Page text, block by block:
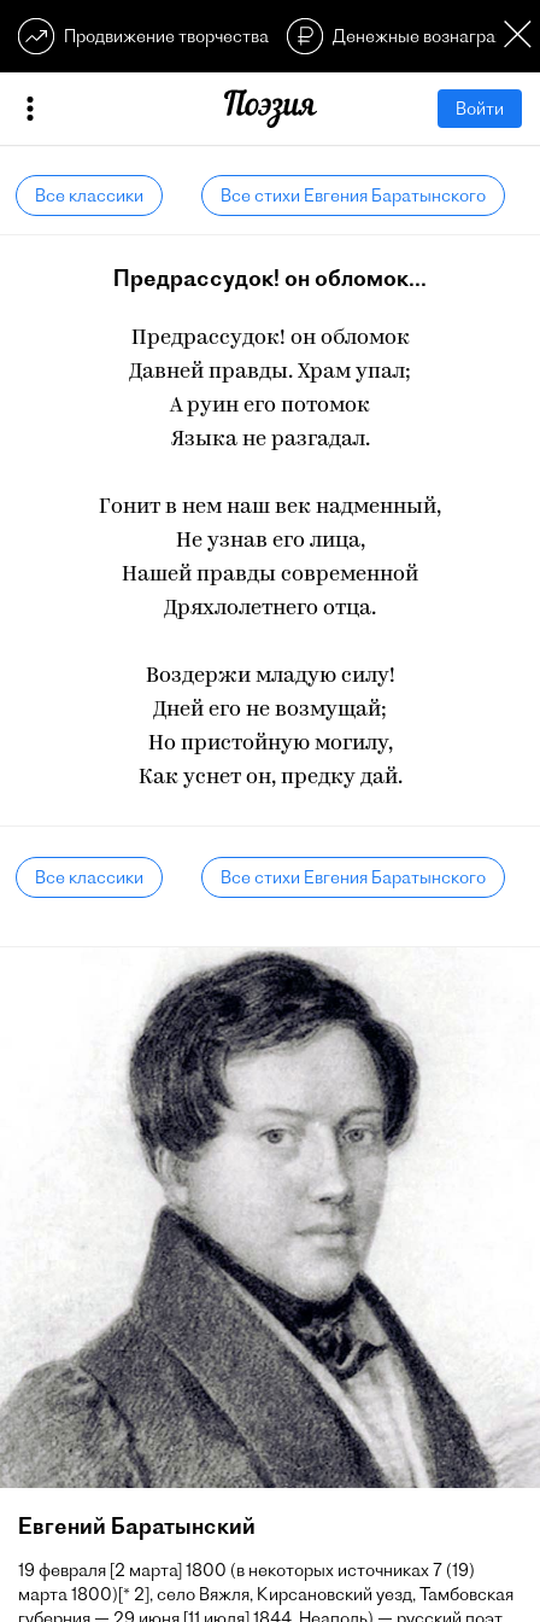
Продвижение творчества Денежные
Войти
Все классики Все стихи Евгения Баратынского
Предрассудок! он обломок...
Предрассудок! он обломок
Давней правды. Храм упал;
А руин его потомок
Языка не разгадал.
Гонит в нем наш век надменный,
Не узнав его лица,
Нашей правды современной
Дряхлолетнего отца.
Воздержи младую силу!
Дней его не возмущай;
Но пристойную могилу,
Как уснет он, предку дай.
Все классики Все стихи Евгения Баратынского
Евгений Баратынский
19 февраля [2 марта] 1800 (в некоторых источниках 7 (19)
марта 1800)[* 2], село Вяжля, Кирсановский уезд, Тамбовская